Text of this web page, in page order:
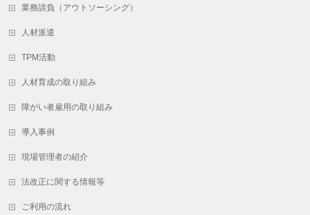
業務請負（アウトソーシング）
人材派遣
TPM活動
人材育成の取り組み
障がい者雇用の取り組み
導入事例
現場管理者の紹介
法改正に関する情報等
ご利用の流れ